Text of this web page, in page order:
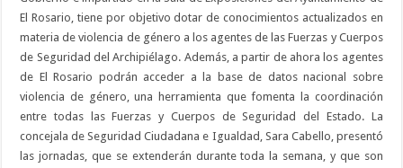
El Rosario, tiene por objetivo dotar de conocimientos actualizados en
materia de violencia de género a los agentes de las Fuerzas y Cuerpos
de Seguridad del Archipiélago. Además, a partir de ahora los agentes
de El Rosario podrán acceder a la base de datos nacional sobre
violencia de género, una herramienta que fomenta la coordinación
entre todas las Fuerzas y Cuerpos de Seguridad del Estado. La
concejala de Seguridad Ciudadana e Igualdad, Sara Cabello, presentó
las jornadas, que se extenderán durante toda la semana, y que son